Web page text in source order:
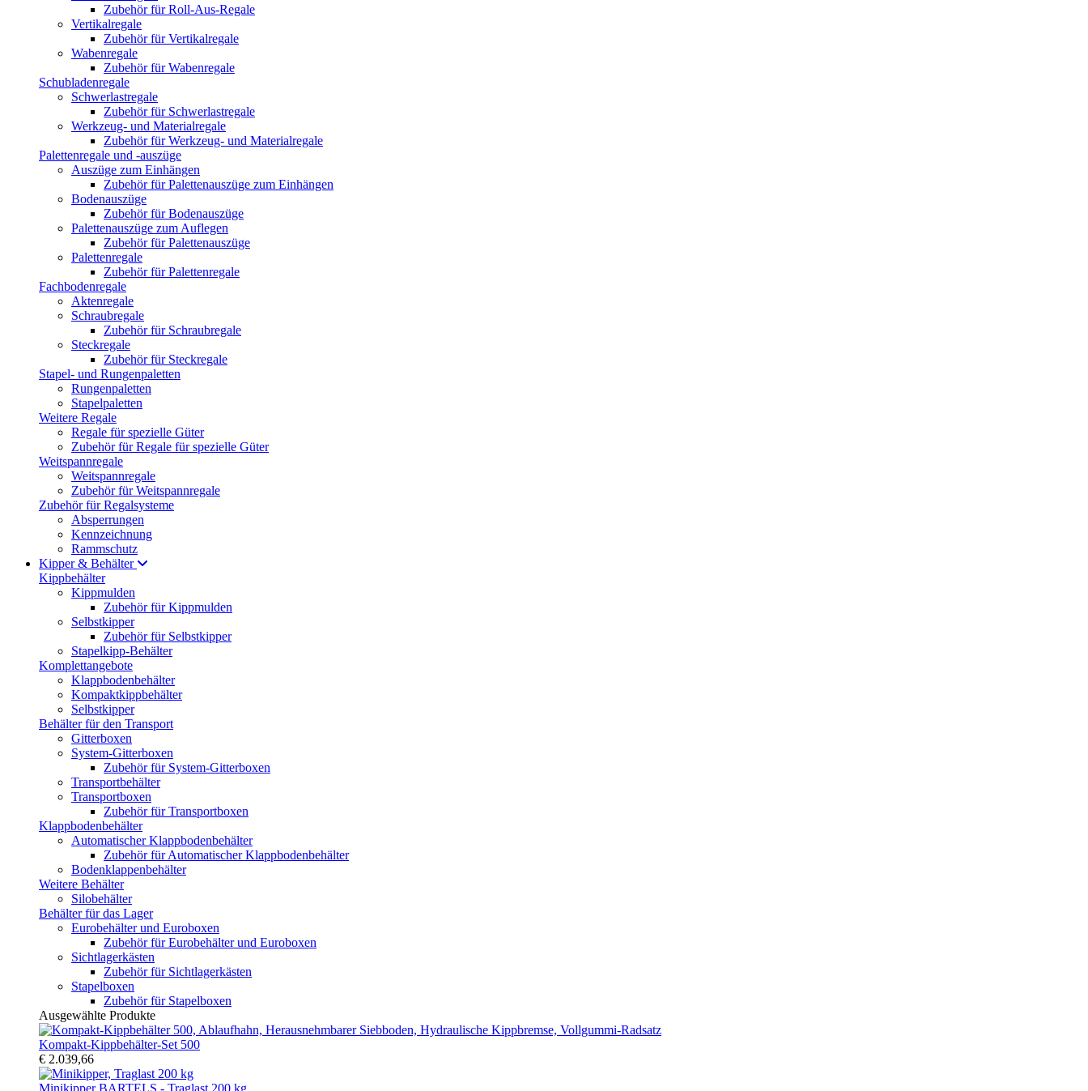
Zubehör für Roll-Aus-Regale
Vertikalregale
Zubehör für Vertikalregale
Wabenregale
Zubehör für Wabenregale
Schubladenregale
Schwerlastregale
Zubehör für Schwerlastregale
Werkzeug- und Materialregale
Zubehör für Werkzeug- und Materialregale
Palettenregale und -auszüge
Auszüge zum Einhängen
Zubehör für Palettenauszüge zum Einhängen
Bodenauszüge
Zubehör für Bodenauszüge
Palettenauszüge zum Auflegen
Zubehör für Palettenauszüge
Palettenregale
Zubehör für Palettenregale
Fachbodenregale
Aktenregale
Schraubregale
Zubehör für Schraubregale
Steckregale
Zubehör für Steckregale
Stapel- und Rungenpaletten
Rungenpaletten
Stapelpaletten
Weitere Regale
Regale für spezielle Güter
Zubehör für Regale für spezielle Güter
Weitspannregale
Weitspannregale
Zubehör für Weitspannregale
Zubehör für Regalsysteme
Absperrungen
Kennzeichnung
Rammschutz
Kipper & Behälter
Kippbehälter
Kippmulden
Zubehör für Kippmulden
Selbstkipper
Zubehör für Selbstkipper
Stapelkipp-Behälter
Komplettangebote
Klappbodenbehälter
Kompaktkippbehälter
Selbstkipper
Behälter für den Transport
Gitterboxen
System-Gitterboxen
Zubehör für System-Gitterboxen
Transportbehälter
Transportboxen
Zubehör für Transportboxen
Klappbodenbehälter
Automatischer Klappbodenbehälter
Zubehör für Automatischer Klappbodenbehälter
Bodenklappenbehälter
Weitere Behälter
Silobehälter
Behälter für das Lager
Eurobehälter und Euroboxen
Zubehör für Eurobehälter und Euroboxen
Sichtlagerkästen
Zubehör für Sichtlagerkästen
Stapelboxen
Zubehör für Stapelboxen
Ausgewählte Produkte
Kompakt-Kippbehälter-Set 500
€ 2.039,66
Minikipper BARTELS - Traglast 200 kg